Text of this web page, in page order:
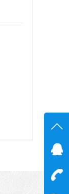
在线
在